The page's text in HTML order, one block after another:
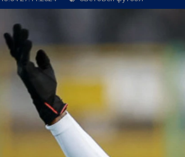
Европейски футбол:Челси отнесе Милан
Европейски футбол: